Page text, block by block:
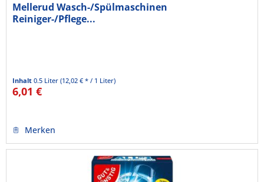
Mellerud Wasch-/Spülmaschinen
Reiniger-/Pflege...
Inhalt0.5 Liter(12,02 € * / 1 Liter)
6,01 €
Merken